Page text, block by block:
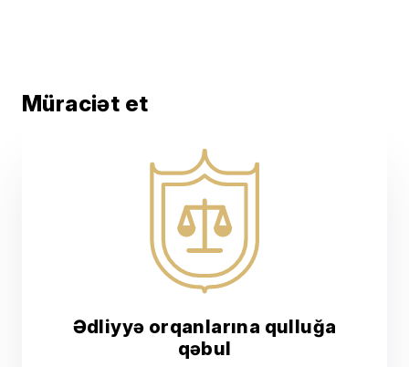
Tibb fəaliyyəti
Cəzaların icrasına nəzarət
Beynəlxalq əməkdaşlıq
İstintaq fəaliyyəti
Müraciət et
Ədliyyə orqanlarına qulluğa
qəbul